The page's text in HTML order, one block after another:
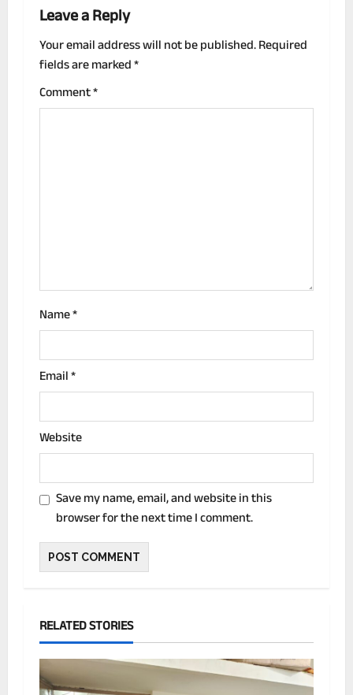
n
a
v
i
o
n
Leave a Reply
Your email address will not be published.Required
fields are marked*
Comment*
Name*
Email*
Website
Save my name, email, and website in this
browser for the next time I comment.
RELATED STORIES